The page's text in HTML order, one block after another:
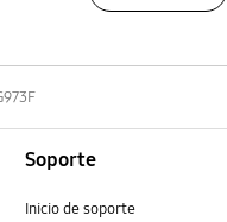
Soporte
Inicio de soporte